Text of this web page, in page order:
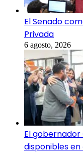
El Senado
Privada
6 agosto, 2026
El
disponibles